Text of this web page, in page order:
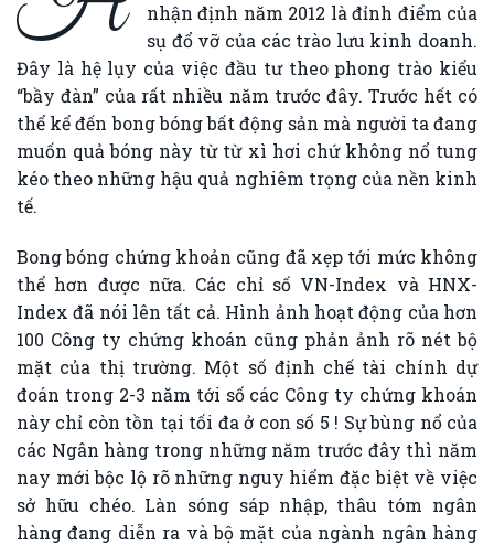
nhận định năm 2012 là đỉnh điểm của
sụ đổ vỡ của các trào lưu kinh doanh.
Đây là hệ lụy của việc đầu tư theo phong trào kiểu
“bầy đàn” của rất nhiều năm trước đây. Trước hết có
thể kể đến bong bóng bất động sản mà người ta đang
muốn quả bóng này từ từ xì hơi chứ không nổ tung
kéo theo những hậu quả nghiêm trọng của nền kinh
tế.
Bong bóng chứng khoản cũng đã xẹp tới mức không
thể hơn được nữa. Các chỉ số VN-Index và HNX-
Index đã nói lên tất cả. Hình ảnh hoạt động của hơn
100 Công ty chứng khoán cũng phản ảnh rõ nét bộ
mặt của thị trường. Một số định chế tài chính dự
đoán trong 2-3 năm tới số các Công ty chứng khoán
này chỉ còn tồn tại tối đa ở con số 5 ! Sự bùng nổ của
các Ngân hàng trong những năm trước đây thì năm
nay mới bộc lộ rõ những nguy hiểm đặc biệt về việc
sở hữu chéo. Làn sóng sáp nhập, thâu tóm ngân
hàng đang diễn ra và bộ mặt của ngành ngân hàng